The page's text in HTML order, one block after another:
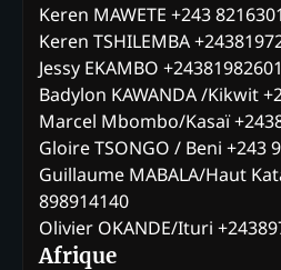
Keren MAWETE +243
Keren TSHILEMBA
Jessy EKAMBO
Badylon KAWANDA /Kikwit
Marcel Mbombo/Kasaï
Gloire TSONGO / Beni +243
Guillaume MABALA/Haut
898914140
Olivier OKANDE/Ituri
Afrique